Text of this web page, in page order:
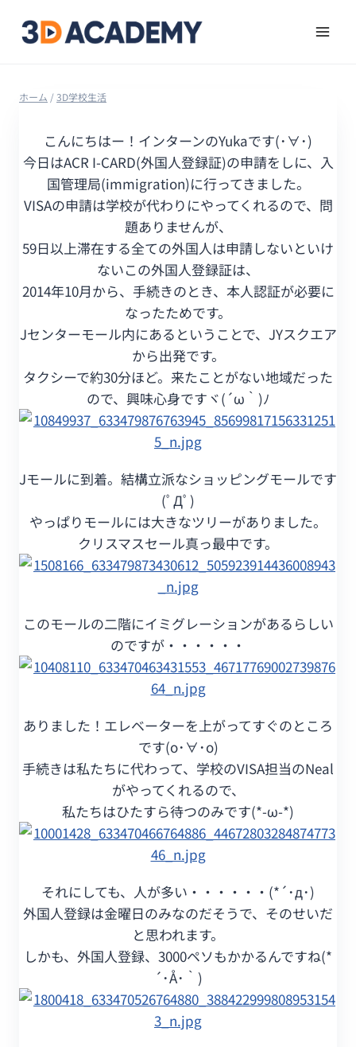
ホーム /3D学校生活
こんにちはー！インターンのYukaです(･∀･)
今日はACR I-CARD(外国人登録証)の申請をしに、入
国管理局(immigration)に行ってきました。
VISAの申請は学校が代わりにやってくれるので、問
題ありませんが、
59日以上滞在する全ての外国人は申請しないといけ
ないこの外国人登録証は、
2014年10月から、手続きのとき、本人認証が必要に
なったためです。
Jセンターモール内にあるということで、JYスクエア
から出発です。
タクシーで約30分ほど。来たことがない地域だった
ので、興味心身ですヾ(´ω｀)ﾉ
Jモールに到着。結構立派なショッピングモールです
(ﾟДﾟ)
やっぱりモールには大きなツリーがありました。
クリスマスセール真っ最中です。
このモールの二階にイミグレーションがあるらしい
のですが・・・・・・
ありました！エレベーターを上がってすぐのところ
です(o･∀･o)
手続きは私たちに代わって、学校のVISA担当のNeal
がやってくれるので、
私たちはひたすら待つのみです(*-ω-*)
それにしても、人が多い・・・・・・(*´･д･)
外国人登録は金曜日のみなのだそうで、そのせいだ
と思われます。
しかも、外国人登録、3000ペソもかかるんですね(*
´･Å･｀)